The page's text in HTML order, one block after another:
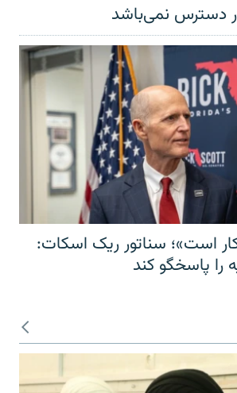
دسترس نمی‌باشد
است»؛ سناتور ریک اسکات:
را پاسخگو کند